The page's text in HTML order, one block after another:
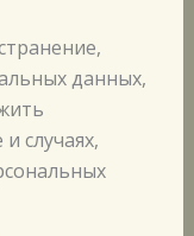
данных,
случаях,